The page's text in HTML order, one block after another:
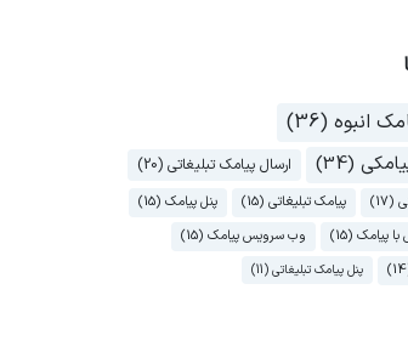
انبوه (36)
(34) ارسال پیامک تبلیغاتی (20)
پیامک تبلیغاتی (15)
پنل پیامک (15)
پیامک (15)
وب سرویس پیامک (15)
پنل پیامک تبلیغاتی (11)